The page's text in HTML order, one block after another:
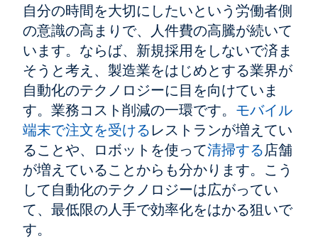
自分の時間を大切にしたいという労働者側
の意識の高まりで、人件費の高騰が続いて
います。ならば、新規採用をしないで済ま
そうと考え、製造業をはじめとする業界が
自動化のテクノロジーに目を向けていま
す。業務コスト削減の一環です。 モバイル
端末で注文を受けるレストランが増えてい
ることや、ロボットを使って清掃する店舗
が増えていることからも分かります。こう
して自動化のテクノロジーは広がってい
て、最低限の人手で効率化をはかる狙いで
す。